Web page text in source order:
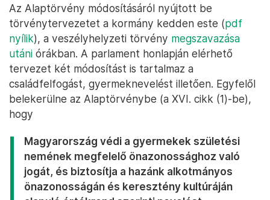
Az Alaptörvény módosításáról nyújtott be
törvénytervezetet a kormány kedden este (pdf
nyílik), a veszélyhelyzeti törvény megszavazása
utáni órákban. A parlament honlapján elérhető
tervezet két módosítást is tartalmaz a
családfelfogást, gyermeknevelést illetően. Egyfelől
belekerülne az Alaptörvénybe (a XVI. cikk (1)-be),
hogy
Magyarország védi a gyermekek születési
nemének megfelelő önazonossághoz való
jogát, és biztosítja a hazánk alkotmányos
önazonosságán és keresztény kultúráján